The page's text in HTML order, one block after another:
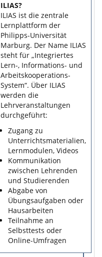
ILIAS?
ILIAS ist die zentrale
Lernplattform der
Philipps-Universität
Marburg. Der Name ILIAS
steht für „Integriertes
Lern-, Informations- und
Arbeitskooperations-
System“. Über ILIAS
werden die
Lehrveranstaltungen
durchgeführt:
Zugang zu
Unterrichtsmaterialien,
Lernmodulen, Videos
Kommunikation
zwischen Lehrenden
und Studierenden
Abgabe von
Übungsaufgaben oder
Hausarbeiten
Teilnahme an
Selbsttests oder
Online-Umfragen